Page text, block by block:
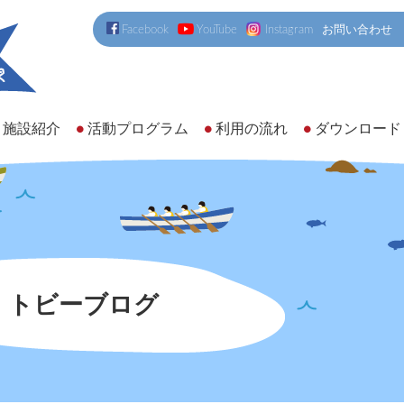
施設紹介 活動プログラム 利用の流れ ダウンロード
Facebook YouTube Instagram お問い合わせ
トビーブログ